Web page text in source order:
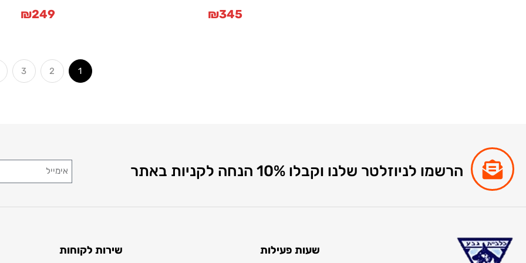
₪345
₪249
1
2
3
הרשמו לניוזלטר שלנו וקבלו 10% הנחה לקניות באתר
שעות פעילות שירות לקוחות